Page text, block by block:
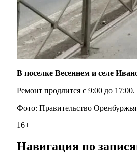
В поселке Весеннем и селе
Ремонт продлится с 9:00 до 17:00.
Фото: Правительство Оренбуржья
16+
Навигация по